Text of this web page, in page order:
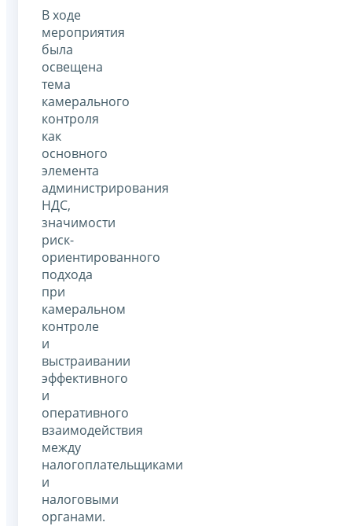
В ходе
мероприятия
была
освещена
тема
камерального
контроля
как
основного
элемента
администрирования
НДС,
значимости
риск-
ориентированного
подхода
при
камеральном
контроле
и
выстраивании
эффективного
и
оперативного
взаимодействия
между
налогоплательщиками
и
налоговыми
органами.